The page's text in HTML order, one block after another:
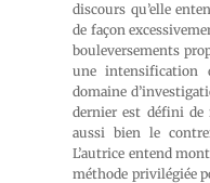
discours qu’elle
de façon
bouleversements
une intensification
domaine
dernier est défini de
aussi bien le
L’autrice entend
méthode privilégiée